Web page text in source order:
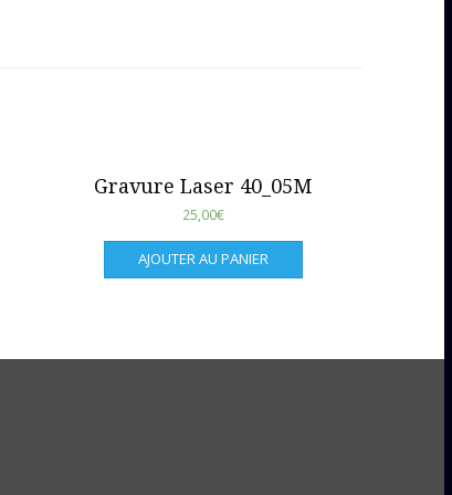
Gravure Laser 40_05M
25,00€
AJOUTER AU PANIER